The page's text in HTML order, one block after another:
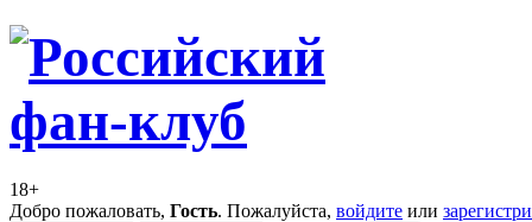
18+
Добро пожаловать, Гость. Пожалуйста, войдите или